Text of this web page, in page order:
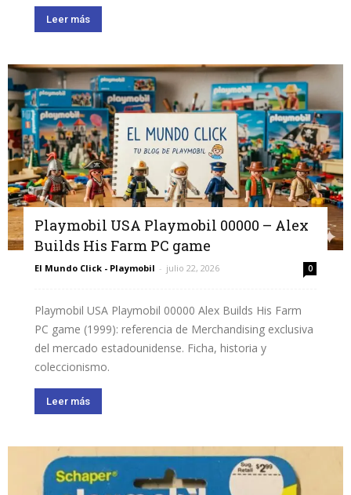
Leer más
Playmobil USA Playmobil 00000 – Alex
Builds His Farm PC game
El Mundo Click - Playmobil - julio 22, 2026 0
Playmobil USA Playmobil 00000 Alex Builds His Farm
PC game (1999): referencia de Merchandising exclusiva
del mercado estadounidense. Ficha, historia y
coleccionismo.
Leer más